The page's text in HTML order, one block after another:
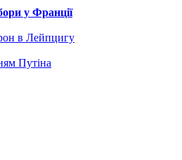
у Франції
в Лейпцигу
Путіна